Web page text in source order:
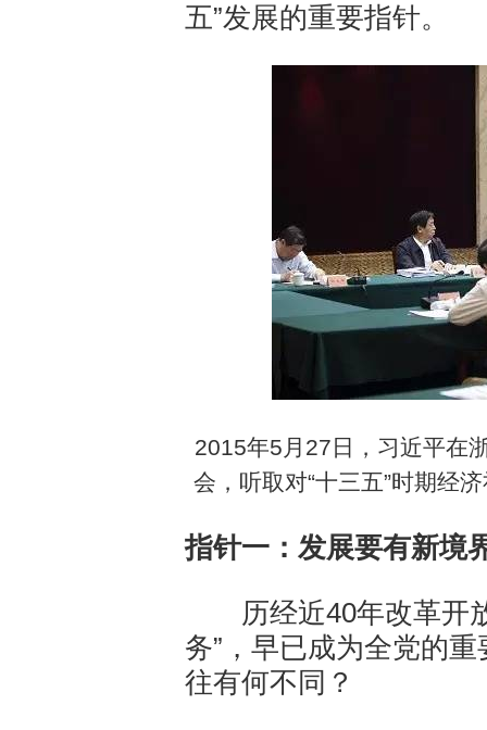
五”发展的重要指针。
2015年5月27日，习近平在
会，听取对“十三五”时期经
指针一：发展要有新境
历经近40年改革开放
务”，早已成为全党的
往有何不同？